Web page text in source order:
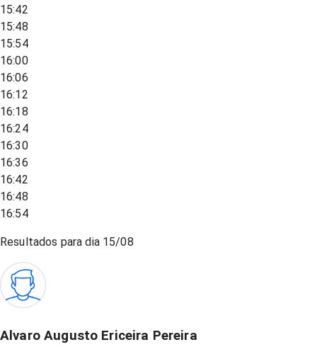
15:42
15:48
15:54
16:00
16:06
16:12
16:18
16:24
16:30
16:36
16:42
16:48
16:54
Resultados para dia 15/08
Alvaro Augusto Ericeira Pereira